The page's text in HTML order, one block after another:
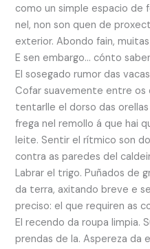
como un simple espacio de
nel, non son quen de
exterior. Abondo fain,
E sen embargo… cónto
El sosegado rumor das
Cofar suavemente entre os
tentarlle el dorso das
frega nel remollo á que hai
leite. Sentir el rítmico son
contra as paredes del
Labrar el trigo. Puñados de
da terra, axitando breve e
preciso: el que requiren as
El recendo da roupa limpia.
prendas de la. Aspereza da